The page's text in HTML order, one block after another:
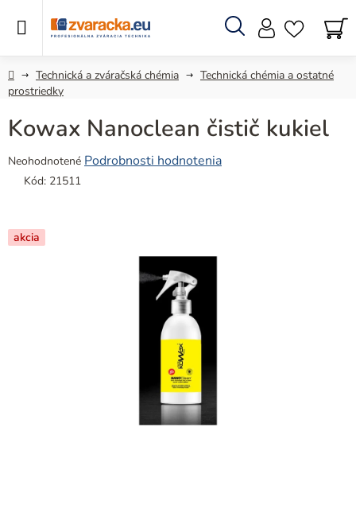
Hľadať
DomovTechnická a zváračská chémia
Technická chémia a ostatné
prostriedky
Kowax Nanoclean čistič kukiel
Priemerné
hodnotenie
0,0
z
Neohodnotené Podrobnosti hodnotenia
Kód: 21511
akcia